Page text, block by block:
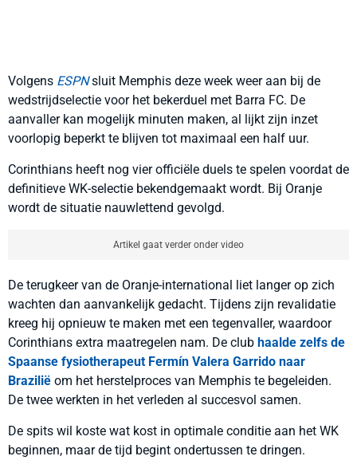
Volgens ESPNsluit Memphis deze week weer aan bij de
wedstrijdselectie voor het bekerduel met Barra FC. De
aanvaller kan mogelijk minuten maken, al lijkt zijn inzet
voorlopig beperkt te blijven tot maximaal een half uur.
Corinthians heeft nog vier officiële duels te spelen voordat de
definitieve WK-selectie bekendgemaakt wordt. Bij Oranje
wordt de situatie nauwlettend gevolgd.
Artikel gaat verder onder video
De terugkeer van de Oranje-international liet langer op zich
wachten dan aanvankelijk gedacht. Tijdens zijn revalidatie
kreeg hij opnieuw te maken met een tegenvaller, waardoor
Corinthians extra maatregelen nam. De club haalde zelfs de
Spaanse fysiotherapeut Fermín Valera Garrido naar
Brazilië om het herstelproces van Memphis te begeleiden.
De twee werkten in het verleden al succesvol samen.
De spits wil koste wat kost in optimale conditie aan het WK
beginnen, maar de tijd begint ondertussen te dringen.